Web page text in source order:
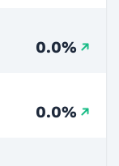
0.0%
0.0%